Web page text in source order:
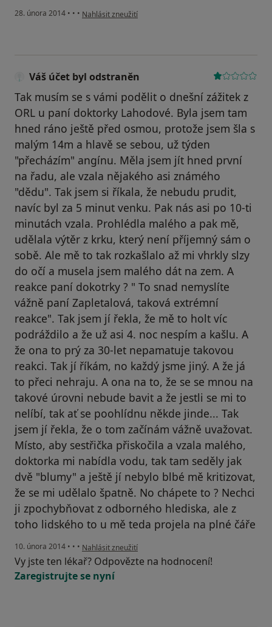
28. února 2014 • • • podle názoru uživatele Váš účet byl odstraněn
Nahlásit zneužití
Váš účet byl odstraněn
Tak musím se s vámi podělit o dnešní zážitek z
ORL u paní doktorky Lahodové. Byla jsem tam
hned ráno ještě před osmou, protože jsem šla s
malým 14m a hlavě se sebou, už týden
"přecházím" angínu. Měla jsem jít hned první
na řadu, ale vzala nějakého asi známého
"dědu". Tak jsem si říkala, že nebudu prudit,
navíc byl za 5 minut venku. Pak nás asi po 10-ti
minutách vzala. Prohlédla malého a pak mě,
udělala výtěr z krku, který není příjemný sám o
sobě. Ale mě to tak rozkašlalo až mi vhrkly slzy
do očí a musela jsem malého dát na zem. A
reakce paní dokotrky ? " To snad nemyslíte
vážně paní Zapletalová, taková extrémní
reakce". Tak jsem jí řekla, že mě to holt víc
podráždilo a že už asi 4. noc nespím a kašlu. A
že ona to prý za 30-let nepamatuje takovou
reakci. Tak jí říkám, no každý jsme jiný. A že já
to přeci nehraju. A ona na to, že se se mnou na
takové úrovni nebude bavit a že jestli se mi to
nelíbí, tak ať se poohlídnu někde jinde... Tak
jsem jí řekla, že o tom začínám vážně uvažovat.
Místo, aby sestřička přiskočila a vzala malého,
doktorka mi nabídla vodu, tak tam seděly jak
dvě "blumy" a ještě jí nebylo blbé mě kritizovat,
že se mi udělalo špatně. No chápete to ? Nechci
ji zpochybňovat z odborného hlediska, ale z
toho lidského to u mě teda projela na plné čáře
10. února 2014 • • • podle názoru uživatele Váš účet byl odstraněn
Nahlásit zneužití
Vy jste ten lékař? Odpovězte na hodnocení!
Zaregistrujte se nyní